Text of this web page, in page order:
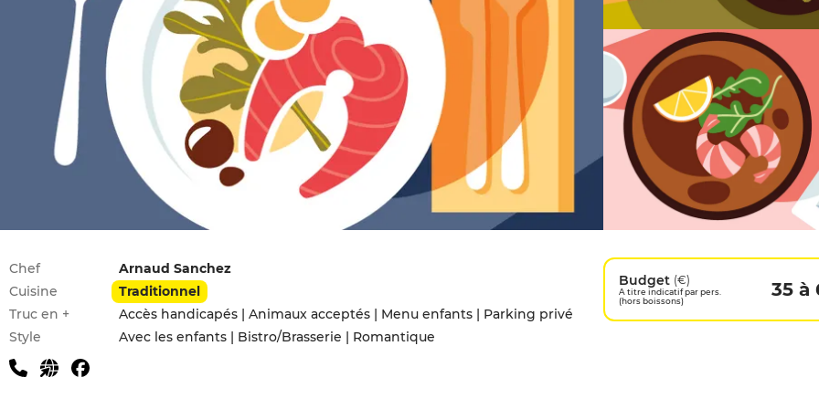
Infos pratiques
Chef
Arnaud Sanchez
Cuisine
Traditionnel
Truc en +
Accès handicapés | Animaux acceptés | Menu enfants | Parking privé
Style
Avec les enfants | Bistro/Brasserie | Romantique
Budget (€)
A titre indicatif par pers.
(hors boissons)
35 à